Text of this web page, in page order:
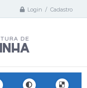
Login / Cadastro